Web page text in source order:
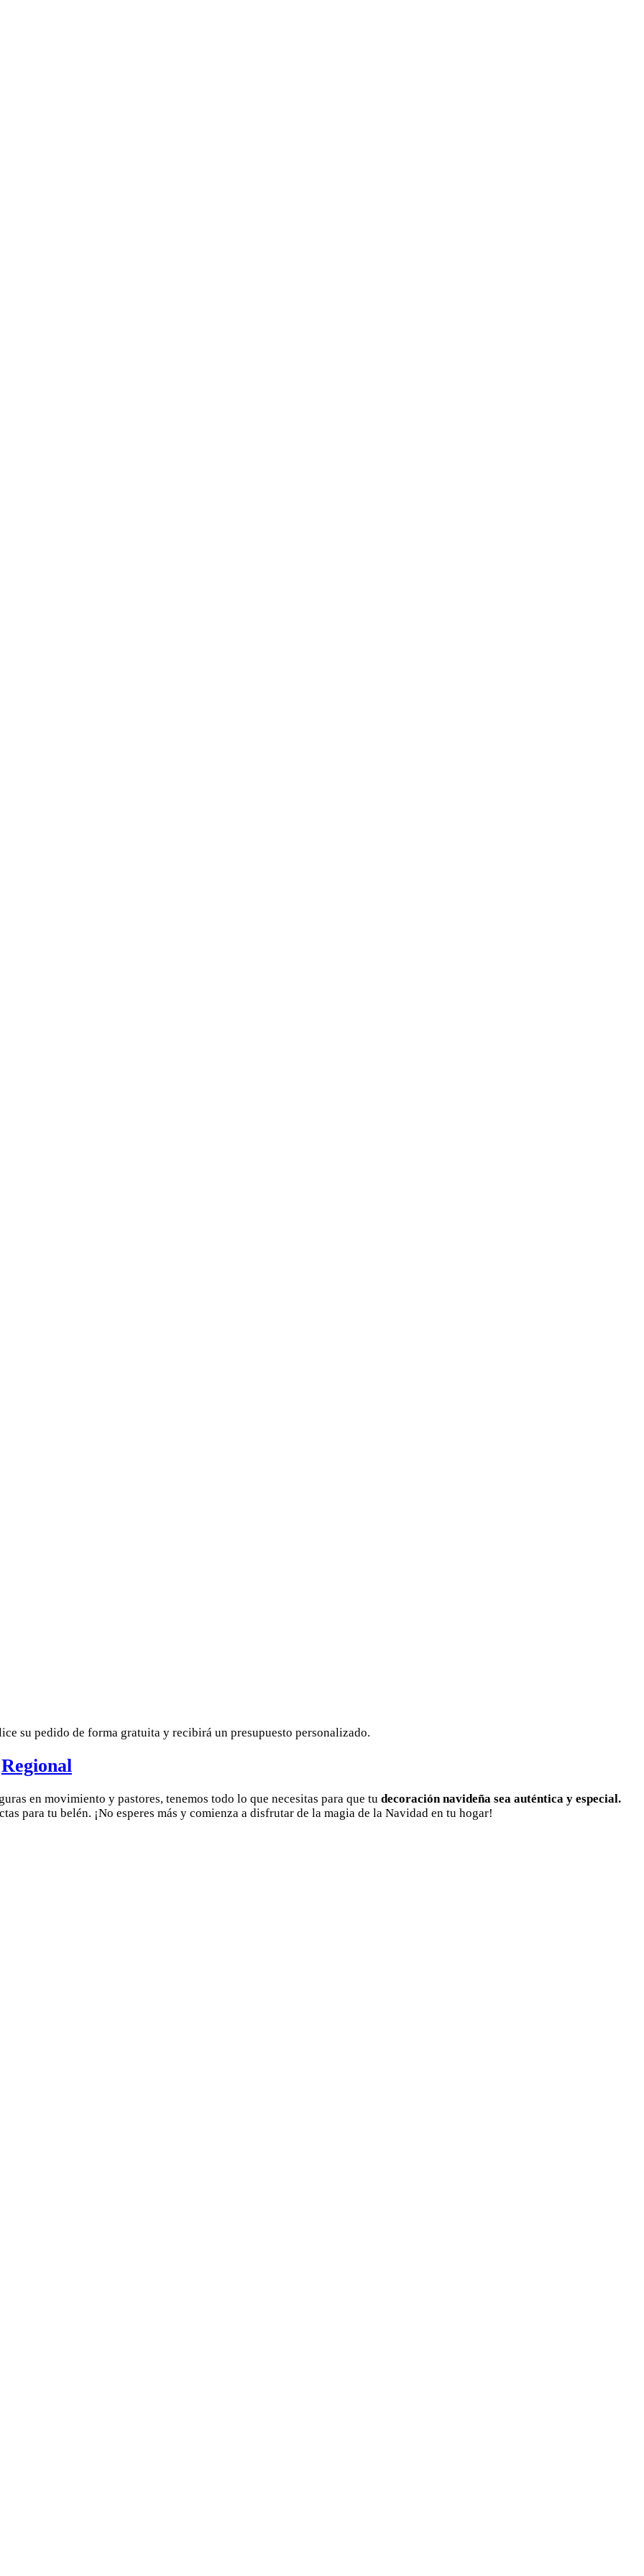
su pedido de forma gratuita y recibirá un presupuesto personalizado.
Regional
en movimiento y pastores, tenemos todo lo que necesitas para que tu decoración navideña sea auténtica y especial.
para tu belén. ¡No esperes más y comienza a disfrutar de la magia de la Navidad en tu hogar!